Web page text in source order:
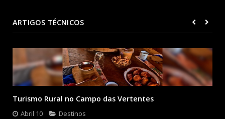
ARTIGOS TÉCNICOS
Turismo Rural no Campo das Vertentes
Abril 10 Destinos